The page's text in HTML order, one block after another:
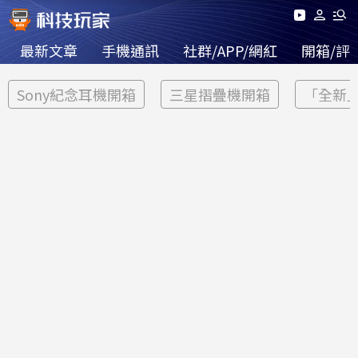
最新文章 手機通訊 社群/APP/網紅 開箱/評
Sony紀念耳機開箱 三星摺疊機開箱 「全新